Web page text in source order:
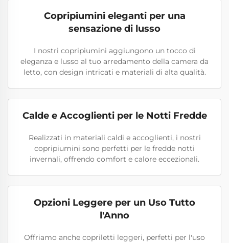
Copripiumini eleganti per una
sensazione di lusso
I nostri copripiumini aggiungono un tocco di
eleganza e lusso al tuo arredamento della camera da
letto, con design intricati e materiali di alta qualità.
Calde e Accoglienti per le Notti Fredde
Realizzati in materiali caldi e accoglienti, i nostri
copripiumini sono perfetti per le fredde notti
invernali, offrendo comfort e calore eccezionali.
Opzioni Leggere per un Uso Tutto
l'Anno
Offriamo anche copriletti leggeri, perfetti per l'uso